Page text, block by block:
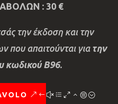
: 30 €
την έκδοση και την
απαιτούνται για την
κωδικού Β96.